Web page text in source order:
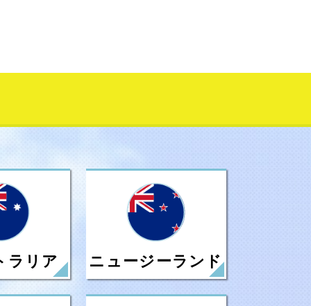
ラリア ニュージーランド